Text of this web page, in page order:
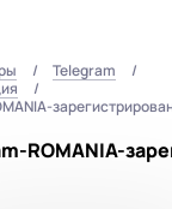
Telegram
ROMANIA-